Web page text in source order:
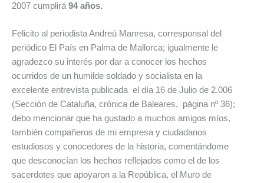
2007 cumplirá 94 años.
Felicito al periodista Andreú Manresa, corresponsal del
periódico El País en Palma de Mallorca; igualmente le
agradezco su interés por dar a conocer los hechos
ocurridos de un humilde soldado y socialista en la
excelente entrevista publicada el día 16 de Julio de 2.006
(Sección de Cataluña, crónica de Baleares, página nº 36);
debo mencionar que ha gustado a muchos amigos míos,
también compañeros de mi empresa y ciudadanos
estudiosos y conocedores de la historia, comentándome
que desconocían los hechos reflejados como el de los
sacerdotes que apoyaron a la República, el Muro de